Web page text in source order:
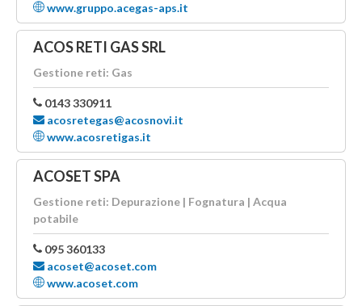
www.gruppo.acegas-aps.it
ACOS RETI GAS SRL
Gestione reti: Gas
0143 330911
acosretegas@acosnovi.it
www.acosretigas.it
ACOSET SPA
Gestione reti: Depurazione | Fognatura | Acqua
potabile
095 360133
acoset@acoset.com
www.acoset.com